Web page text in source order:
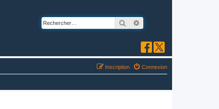
Rechercher
Connexion
Inscription